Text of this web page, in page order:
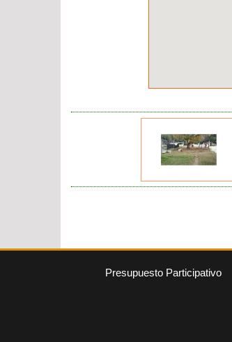
Presupuesto Participativo